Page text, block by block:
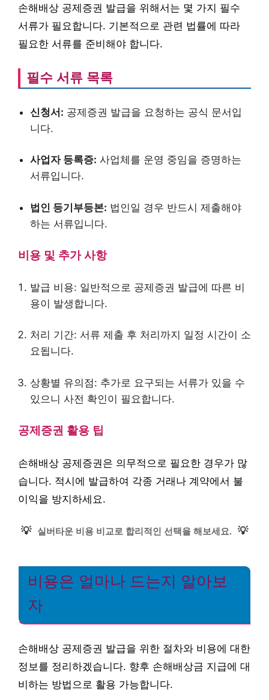
손해배상 공제증권 발급을 위해서는 몇 가지 필수
서류가 필요합니다. 기본적으로 관련 법률에 따라
필요한 서류를 준비해야 합니다.
필수 서류 목록
신청서: 공제증권 발급을 요청하는 공식 문서입
니다.
사업자 등록증: 사업체를 운영 중임을 증명하는
서류입니다.
법인 등기부등본: 법인일 경우 반드시 제출해야
하는 서류입니다.
비용 및 추가 사항
발급 비용: 일반적으로 공제증권 발급에 따른 비
용이 발생합니다.
처리 기간: 서류 제출 후 처리까지 일정 시간이 소
요됩니다.
상황별 유의점: 추가로 요구되는 서류가 있을 수
있으니 사전 확인이 필요합니다.
공제증권 활용 팁
손해배상 공제증권은 의무적으로 필요한 경우가 많
습니다. 적시에 발급하여 각종 거래나 계약에서 불
이익을 방지하세요.
💡 실버타운 비용 비교로 합리적인 선택을 해보세요. 💡
비용은 얼마나 드는지 알아보
자
손해배상 공제증권 발급을 위한 절차와 비용에 대한
정보를 정리하겠습니다. 향후 손해배상금 지급에 대
비하는 방법으로 활용 가능합니다.